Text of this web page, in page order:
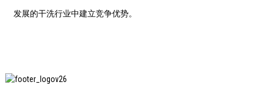
发展的干洗行业中建立竞争优势。